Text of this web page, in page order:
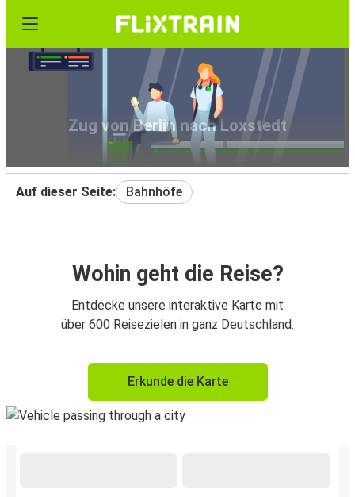
Zug von Berlin nach Loxstedt
Auf dieser Seite: Bahnhöfe
Wohin geht die Reise?
Entdecke unsere interaktive Karte mit
über 600 Reisezielen in ganz Deutschland.
Erkunde die Karte